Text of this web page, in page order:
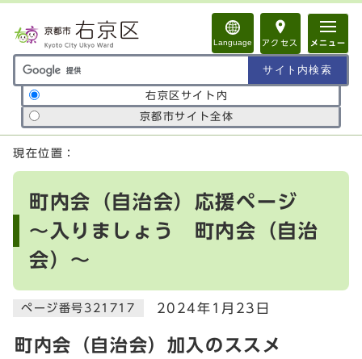
Language アクセス メニュー
サイト内検索の範囲
右京区サイト内
京都市サイト全体
ここから本文です
現在位置：
町内会（自治会）応援ページ
～入りましょう 町内会（自治
会）～
ページ番号321717 2024年1月23日
町内会（自治会）加入のススメ